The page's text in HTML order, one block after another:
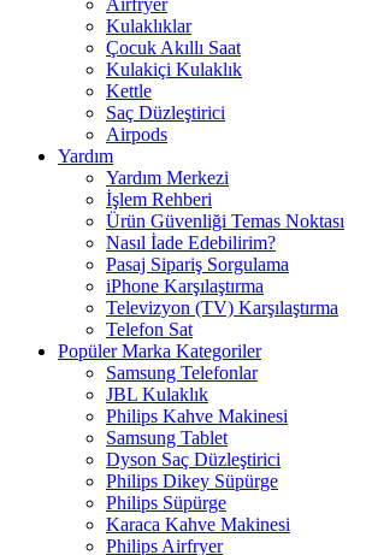
Airfryer
Kulaklıklar
Çocuk Akıllı Saat
Kulakiçi Kulaklık
Kettle
Saç Düzleştirici
Airpods
Yardım
Yardım Merkezi
İşlem Rehberi
Ürün Güvenliği Temas Noktası
Nasıl İade Edebilirim?
Pasaj Sipariş Sorgulama
iPhone Karşılaştırma
Televizyon (TV) Karşılaştırma
Telefon Sat
Popüler Marka Kategoriler
Samsung Telefonlar
JBL Kulaklık
Philips Kahve Makinesi
Samsung Tablet
Dyson Saç Düzleştirici
Philips Dikey Süpürge
Philips Süpürge
Karaca Kahve Makinesi
Philips Airfryer